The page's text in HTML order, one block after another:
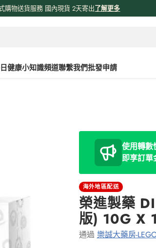
購物送貨服務 國內現貨 2天寄出了解更多
健康小知識頻道聯繫我們批發申請
使用轉
即享訂單
海外地區配送
榮進製藥
版) 10G X
通過 樂誠大藥房-